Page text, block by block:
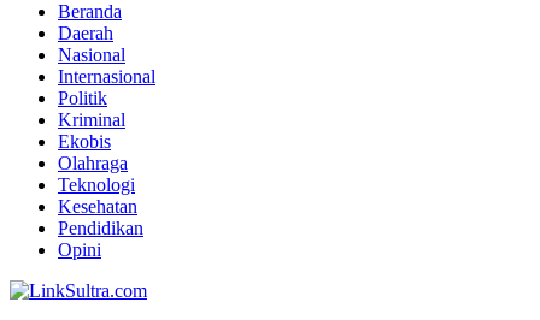
Beranda
Daerah
Nasional
Internasional
Politik
Kriminal
Ekobis
Olahraga
Teknologi
Kesehatan
Pendidikan
Opini